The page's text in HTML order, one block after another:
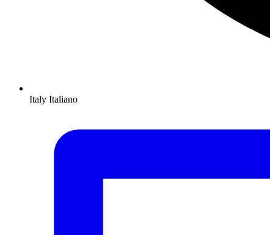
Italy Italiano